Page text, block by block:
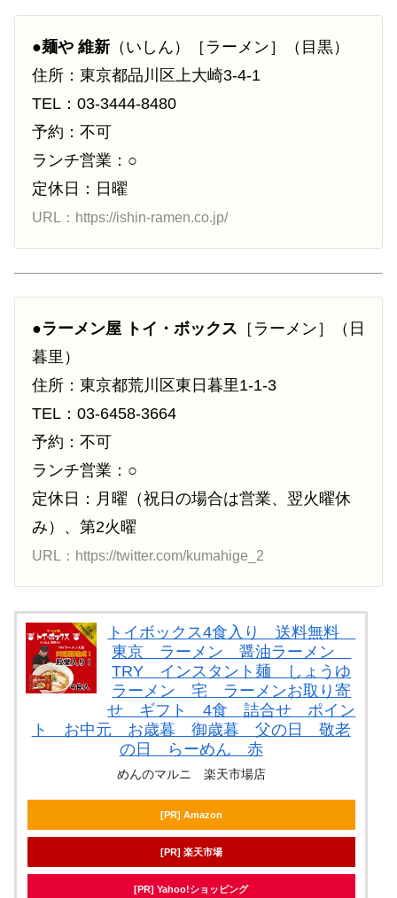
●麺や 維新 （いしん）［ラーメン］（目黒）
住所：東京都品川区上大崎3-4-1
TEL：03-3444-8480
予約：不可
ランチ営業：○
定休日：日曜
URL：https://ishin-ramen.co.jp/
●ラーメン屋 トイ・ボックス ［ラーメン］（日
暮里）
住所：東京都荒川区東日暮里1-1-3
TEL：03-6458-3664
予約：不可
ランチ営業：○
定休日：月曜（祝日の場合は営業、翌火曜休
み）、第2火曜
URL：https://twitter.com/kumahige_2
トイボックス4食入り 送料無料
東京 ラーメン 醤油ラーメン
TRY インスタント麺 しょうゆ
ラーメン 宅 ラーメンお取り寄
せ ギフト 4食 詰合せ ポイン
ト お中元 お歳暮 御歳暮 父の日 敬老
の日 らーめん 赤
めんのマルニ 楽天市場店
[PR] Amazon
[PR] 楽天市場
[PR] Yahoo!ショッピング